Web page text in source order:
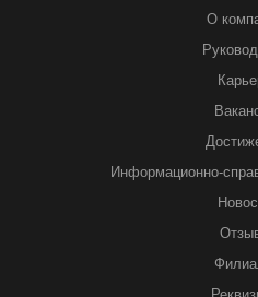
О
Информационно-